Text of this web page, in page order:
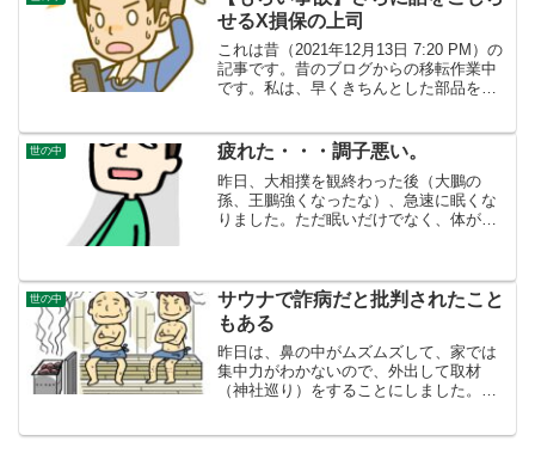
が、自分が加...
せるX損保の上司
これは昔（2021年12月13日 7:20 PM）の
記事です。昔のブログからの移転作業中
です。私は、早くきちんとした部品を使
使った安い見積もりを出させようとX損保
が動い...
世の中 疲れた・・・調子悪い。
昨日、大相撲を観終わった後（大鵬の
孫、王鵬強くなったな）、急速に眠くな
りました。ただ眠いだけでなく、体が超
きて、だるさはないですが、...
世の中
サウナで詐病だと批判されたこと
もある
昨日は、鼻の中がムズムズして、家では
集中力がわかないので、外出して取材
（神社巡り）をすることにしました。早